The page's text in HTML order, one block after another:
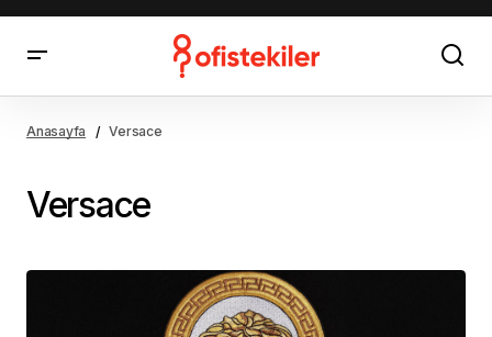
Anasayfa Versace
Versace